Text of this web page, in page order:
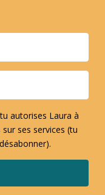
autorises Laura à
ses services (tu